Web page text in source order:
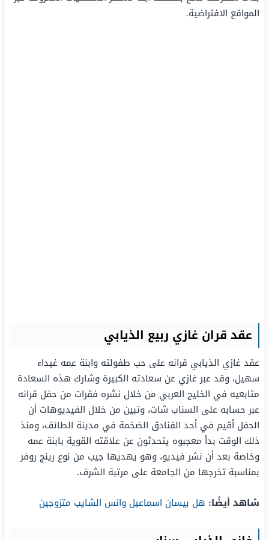
المواقع الافتراضية.
عقد قران غازي ربيع الذيابي
عقد غازي الذيابي قرانه على حب طفولته وابنة عمه غيداء
سهيل، وقد عبر غازي عن سعادته الكبيرة وشارك هذه السعادة
متابعيه في الخليج العربي من خلال نشره فقرات من حفل قرانه
عبر حسابه على السناب شات، وتبين من خلال الفيديوهات أن
الحفل أقيم في أحد الفنادق الضخمة في مدينة الطائف، ومنذ
ذلك الوقت بدأ معجبوه يتحدثون عن علاقته القوية بابنة عمه
وخاصة بعد أن نشر فيديو، وهو يهديها جيب من نوع رينج روفر
بمناسبة تخرجها من الجامعة على مرتبة الشرف.
شاهد أيضًا: هل بيسان اسماعيل وانس الشايب متزوجين